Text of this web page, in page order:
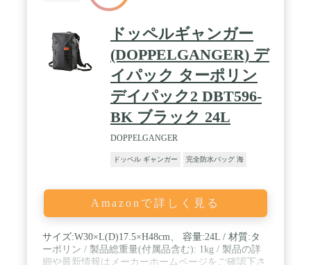
ドッペルギャンガー
(DOPPELGANGER) デ
イパック ターポリン
デイパック2 DBT596-
BK ブラック 24L
DOPPELGANGER
ドッペル ギャンガー 完全防水バッグ 海
Amazonで詳しく見る
サイズ:W30×L(D)17.5×H48cm、 容量:24L / 材質:タ
ーポリン / 製品総重量(付属品含む): 1kg / 製品の詳
細や最新情報はメーカーホームページをご確認下さ